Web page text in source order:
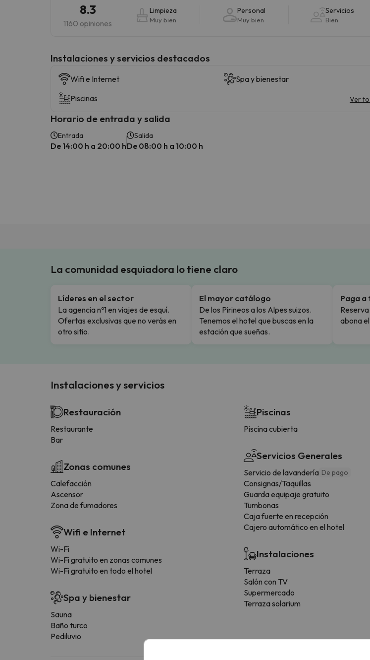
8.3
1160 opiniones
Limpieza
Muy bien
Personal
Muy bien
Servicios
Bien
Instalaciones y servicios destacados
Wifi e Internet
Spa y bienestar
Piscinas
Ver
Horario de entrada y salida
Entrada
De 14:00 h a 20:00 h
Salida
De 08:00 h a 10:00 h
La comunidad esquiadora lo tiene claro
Líderes en el sector
La agencia nº1 en viajes de esquí.
Ofertas exclusivas que no verás en
otro sitio.
El mayor catálogo
De los Pirineos a los Alpes suizos.
Tenemos el hotel que buscas en la
estación que sueñas.
Paga
abona
Instalaciones y servicios
Restauración
Restaurante
Bar
Zonas comunes
Calefacción
Ascensor
Zona de fumadores
Wifi e Internet
Wi-Fi
Wi-Fi gratuito en zonas comunes
Wi-Fi gratuito en todo el hotel
Spa y bienestar
Sauna
Baño turco
Pediluvio
Piscinas
Piscina cubierta
Servicios Generales
Servicio de lavandería De pago
Consignas/Taquillas
Guarda equipaje gratuito
Tumbonas
Caja fuerte en recepción
Cajero automático en el hotel
Instalaciones
Terraza
Salón con TV
Supermercado
Terraza solarium